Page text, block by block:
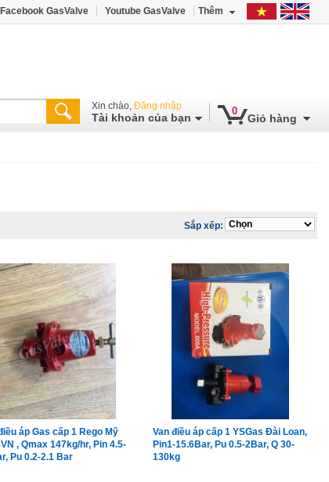
Facebook GasValve Youtube GasValve Thêm
Xin chào, Đăng nhập
Tài khoản của bạn
0
Giỏ hàng
Sắp xếp:
áp Gas cấp 1 Rego Mỹ
, Qmax 147kg/hr, Pin 4.5-
Pu 0.2-2.1 Bar
Van điều áp cấp 1 YSGas Đài Loan,
Pin1-15.6Bar, Pu 0.5-2Bar, Q 30-
130kg